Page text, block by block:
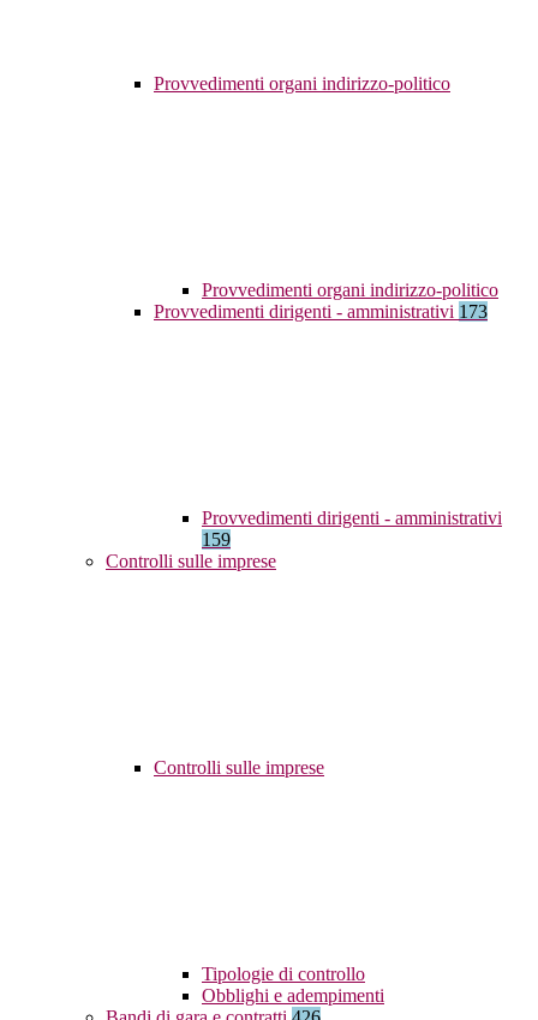
Provvedimenti organi indirizzo-politico
Provvedimenti organi indirizzo-politico
Provvedimenti dirigenti - amministrativi 173
Provvedimenti dirigenti - amministrativi
159
Controlli sulle imprese
Controlli sulle imprese
Tipologie di controllo
Obblighi e adempimenti